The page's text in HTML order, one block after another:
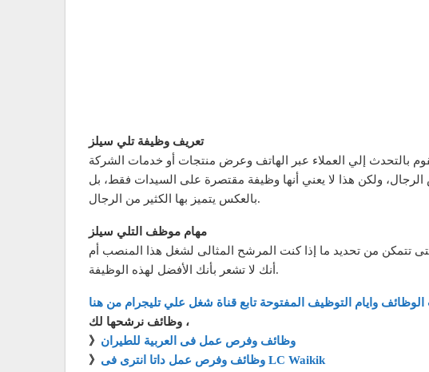
تعريف وظيفة تلي سيلز
ولكن هذا لا يعني أنها وظيفة مقتصرة على السيدات فقط، بل
بالعكس يتميز بها الكثير من الرجال.
مهام موظف التلي سيلز
تتمكن من تحديد ما إذا كنت المرشح المثالى لشغل هذا المنصب أم
أنك لا تشعر بأنك الأفضل لهذه الوظيفة.
وايام التوظيف المفتوحة تابع قناة شغل علي تليجرام من هنا
وظائف نرشحها لك ،
》 وظائف وفرص عمل فى العربية للطيران
》
وظائف وفرص عمل داتا انترى فى LC Waikik